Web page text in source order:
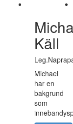
Käll
Michael
har en
bakgrund
som